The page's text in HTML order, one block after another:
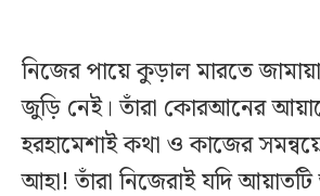
নিজের পায়ে কুড়াল মারতে
জুড়ি নেই। তাঁরা কোরআনের
হরহামেশাই কথা ও কাজের
আহা! তাঁরা নিজেরাই যদি